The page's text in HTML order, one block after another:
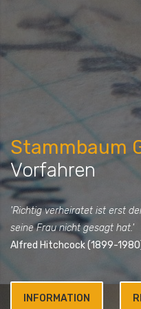
Stammbaum
Vorfahren
'Richtig verheiratet ist erst
seine Frau nicht gesagt hat.'
Alfred Hitchcock (1899-
INFORMATION